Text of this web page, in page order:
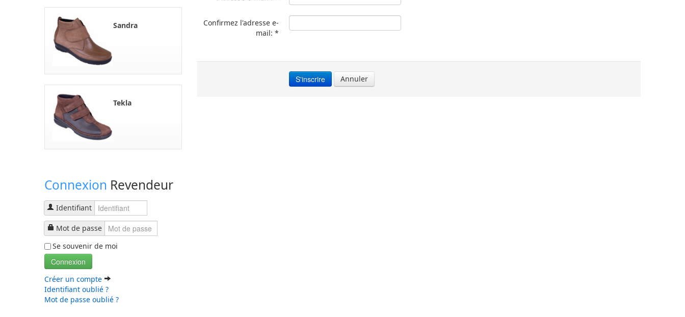
Sandra
Tekla
Connexion Revendeur
Identifiant
Mot de passe
Se souvenir de moi
Connexion
Créer un compte
Identifiant oublié ?
Mot de passe oublié ?
Confirmez l'adresse e-
mail: *
S'inscrire Annuler